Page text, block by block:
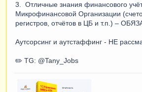
3. Отличные знания финансового
Микрофинансовой Организации
регистров, отчётов в ЦБ и т.п.) –
Аутсорсинг и аутстаффинг - НЕ
✏️ TG: @Tany_Jobs